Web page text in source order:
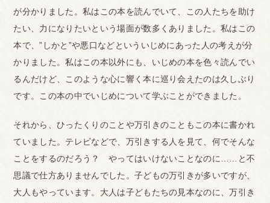
が分かりました。私はこの本を読んでいて、この人たちを助け
たい、力になりたいという場面が数多くありました。私はこの
本で、”しかと”や悪口などといういじめにあった人の考えが分
かりました。私はこの本以外にも、いじめの本を色々読んでい
るんだけど、このような心に響く本に巡り会えたのは久しぶり
です。この本の中でいじめについて学ぶことができました。
それから、ひったくりのことや万引きのこともこの本に書かれ
ていました。テレビなどで、万引きする人を見て、何でそんな
ことをするのだろう？ やってはいけないことなのに……と不
思議で仕方ありませんでした。子どもの万引きが多いですが、
大人もやっています。大人は子どもたちの見本なのに、万引き